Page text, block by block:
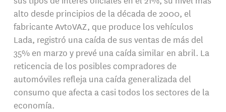
alto desde principios de la década de 2000, el
fabricante AvtoVAZ, que produce los vehículos
Lada, registró una caída de sus ventas de más del
35% en marzo y prevé una caída similar en abril. La
reticencia de los posibles compradores de
automóviles refleja una caída generalizada del
consumo que afecta a casi todos los sectores de la
economía.